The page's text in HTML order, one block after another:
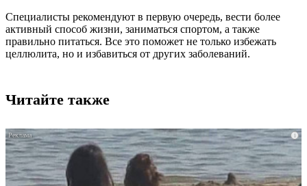
Специалисты рекомендуют в первую очередь, вести более
активный способ жизни, заниматься спортом, а также
правильно питаться. Все это поможет не только избежать
целлюлита, но и избавиться от других заболеваний.
Читайте также
i